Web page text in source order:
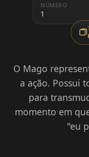
NÚMERO
1
O Mago
a ação. Possui
para
momento em
"eu